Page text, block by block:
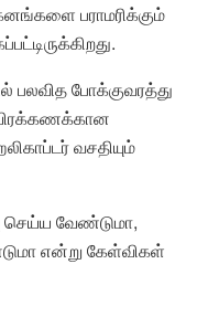
பராமரிக்கும்
பலவித போக்குவரத்து
வசதியும்
செய்ய வேண்டுமா,
என்று கேள்விகள்